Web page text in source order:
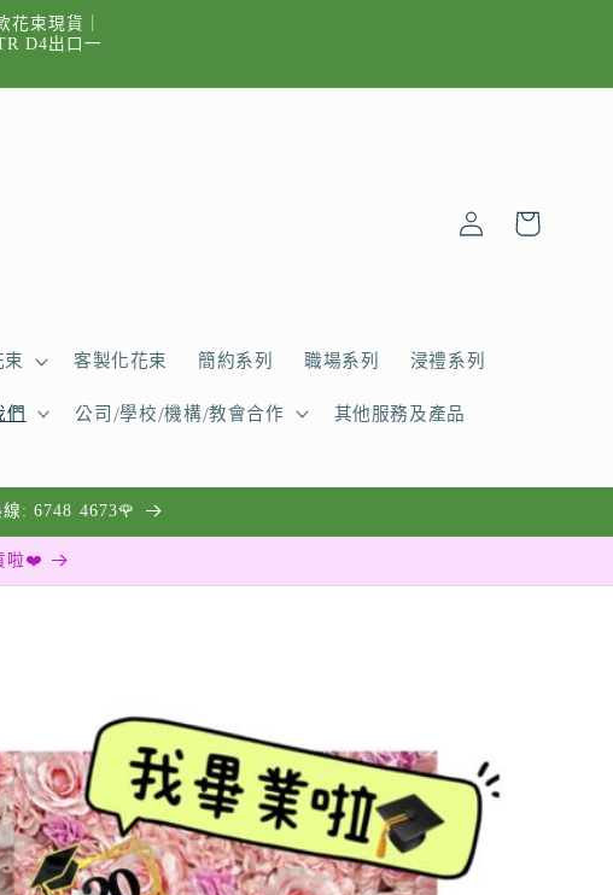
花束現貨｜
D4出口一
客製化花束 簡約系列 職場系列 浸禮系列
們 公司/學校/機構/教會合作 其他服務及產品
登
入
物
: 6748 4673🌹
啦❤️